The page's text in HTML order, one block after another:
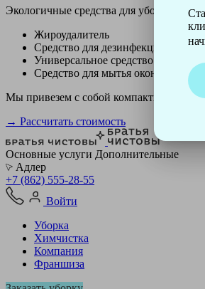
Экологичные средства для уборки
Жироудалитель
Средство для дезинфекции
Универсальное средство
Средство для мытья окон
Мы привезем с собой компактный
→ Рассчитать стоимость
Основные услуги Дополнительные
Адлер
+7 (862) 555-28-55
Войти
Уборка
Химчистка
Компания
Франшиза